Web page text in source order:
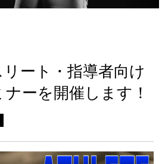
ート・指導者向け
ーを開催します！